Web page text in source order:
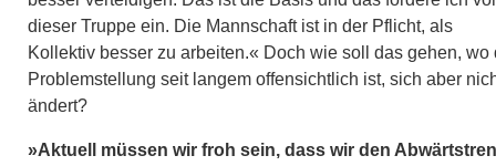
dieser Truppe ein. Die Mannschaft ist in der Pflicht, als
Kollektiv besser zu arbeiten.« Doch wie soll das gehen, wo
Problemstellung seit langem offensichtlich ist, sich aber
ändert?
»Aktuell müssen wir froh sein, dass wir den